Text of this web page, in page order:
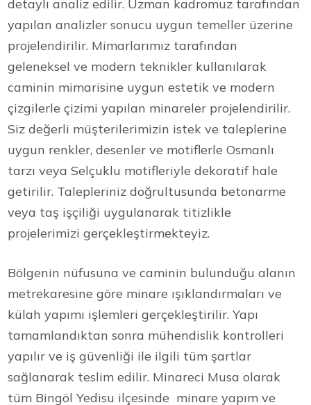
detaylı analiz edilir. Uzman kadromuz tarafından
yapılan analizler sonucu uygun temeller üzerine
projelendirilir. Mimarlarımız tarafından
geleneksel ve modern teknikler kullanılarak
caminin mimarisine uygun estetik ve modern
çizgilerle çizimi yapılan minareler projelendirilir.
Siz değerli müşterilerimizin istek ve taleplerine
uygun renkler, desenler ve motiflerle Osmanlı
tarzı veya Selçuklu motifleriyle dekoratif hale
getirilir. Talepleriniz doğrultusunda betonarme
veya taş işçiliği uygulanarak titizlikle
projelerimizi gerçekleştirmekteyiz.
Bölgenin nüfusuna ve caminin bulunduğu alanın
metrekaresine göre minare ışıklandırmaları ve
külah yapımı işlemleri gerçekleştirilir. Yapı
tamamlandıktan sonra mühendislik kontrolleri
yapılır ve iş güvenliği ile ilgili tüm şartlar
sağlanarak teslim edilir. Minareci Musa olarak
tüm Bingöl Yedisu ilçesinde minare yapım ve